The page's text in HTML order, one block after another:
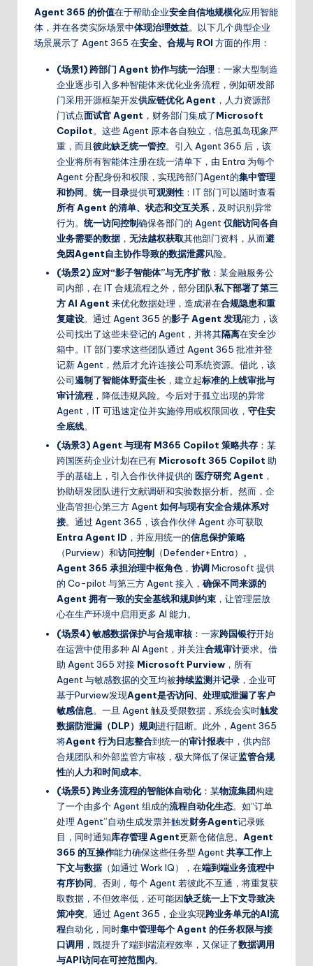
Agent 365 的价值在于帮助企业安全自信地规模化应用智能
体，并在各类实际场景中体现治理效益。以下几个典型企业
场景展示了 Agent 365 在安全、合规与 ROI 方面的作用：
(场景1)跨部门 Agent 协作与统一治理 ：一家大型制造
企业逐步引入多种智能体来优化业务流程，例如研发部
门采用开源框架开发供应链优化 Agent ，人力资源部
门试点面试官 Agent ，财务部门集成了Microsoft
Copilot。这些 Agent 原本各自独立，信息孤岛现象严
重，而且彼此缺乏统一管控。引入 Agent 365 后，该
企业将所有智能体注册在统一清单下，由 Entra 为每个
Agent 分配身份和权限，实现跨部门Agent的集中管理
和协同。 统一目录提供可观测性 ：IT 部门可以随时查看
所有 Agent 的清单、状态和交互关系，及时识别异常
行为。 统一访问控制确保各部门的 Agent仅能访问各自
业务需要的数据 ， 无法越权获取其他部门资料，从而避
免因Agent自主协作导致的数据泄露风险。
(场景2)应对“影子智能体”与无序扩散 ：某金融服务公
司内部，在 IT 合规流程之外，部分团队私下部署了第三
方 AI Agent 来优化数据处理，造成潜在合规隐患和重
复建设。通过 Agent 365 的影子 Agent 发现能力，该
公司找出了这些未登记的 Agent，并将其隔离在安全沙
箱中。IT 部门要求这些团队通过 Agent 365 批准并登
记新 Agent，然后才允许连接公司系统资源。借此，该
公司遏制了智能体野蛮生长 ，建立起标准的上线审批与
审计流程 ，降低违规风险。今后对于孤立出现的异常
Agent，IT 可迅速定位并实施停用或权限回收， 守住安
全底线。
(场景3)Agent 与现有 M365 Copilot 策略共存 ：某
跨国医药企业计划在已有 Microsoft 365 Copilot 助
手的基础上，引入合作伙伴提供的 医疗研究 Agent ，
协助研发团队进行文献调研和实验数据分析。然而，企
业高管担心第三方 Agent如何与现有安全合规体系对
接。通过 Agent 365，该合作伙伴 Agent 亦可获取
Entra Agent ID ，并应用统一的信息保护策略
（Purview）和访问控制
（Defender+Entra）。
Agent 365 承担治理中枢角色， 协调Microsoft 提供
的 Co-pilot 与第三方 Agent 接入， 确保不同来源的
Agent 拥有一致的安全基线和规则约束 ，让管理层放
心在生产环境中启用更多 AI 能力。
(场景4)敏感数据保护与合规审核：一家跨国银行开始
在运营中使用多种 AI Agent，并关注合规审计要求。借
助 Agent 365 对接 Microsoft Purview ，所有
Agent 与敏感数据的交互均被持续监测并记录 ，企业可
基于Purview发现Agent是否访问、处理或泄漏了客户
敏感信息。一旦 Agent 触及受限数据，系统会实时触发
数据防泄漏（DLP）规则进行阻断。此外，Agent 365
将Agent 行为日志整合到统一的审计报表中，供内部
合规团队和外部监管方审核，极大降低了保证监管合规
性的 人力和时间成本。
(场景5)跨业务流程的智能体自动化：某物流集团构建
了一个由多个 Agent 组成的流程自动化生态。如“订单
处理 Agent”自动生成发票并触发财务Agent记录账
目，同时通知库存管理 Agent更新仓储信息。 Agent
365 的互操作能力确保这些任务型 Agent 共享工作上
下文与数据 （如通过 Work IQ），在端到端业务流程中
有序协同。否则，每个 Agent 若彼此不互通，将重复获
取数据，不但效率低，还可能因缺乏统一上下文导致决
策冲突。通过 Agent 365，企业实现跨业务单元的AI流
程自动化，同时集中管理每个 Agent 的任务权限与接
口调用 ，既提升了端到端流程效率，又保证了数据调用
与API访问在可控范围内。